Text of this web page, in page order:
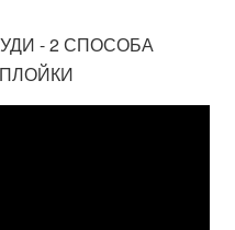
- 2 СПОСОБА